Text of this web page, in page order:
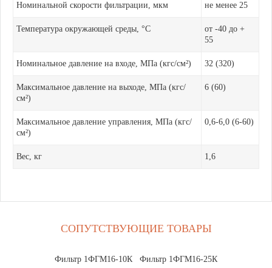
Номинальной скорости фильтрации, мкм не менее 25
Температура окружающей среды, °С
от -40 до +
55
Номинальное давление на входе, МПа (кгс/см²) 32 (320)
Максимальное давление на выходе, МПа (кгс/
см²)
6 (60)
Максимальное давление управления, МПа (кгс/
см²)
0,6-6,0 (6-60)
Вес, кг 1,6
СОПУТСТВУЮЩИЕ ТОВАРЫ
Фильтр 1ФГМ16-10К Фильтр 1ФГМ16-25К